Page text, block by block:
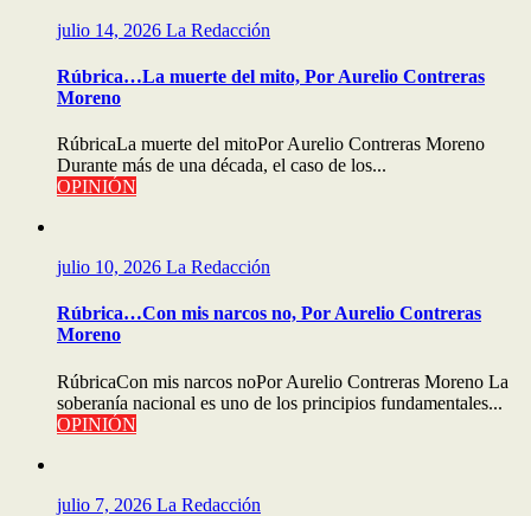
julio 14, 2026 La Redacción
Rúbrica…La muerte del mito, Por Aurelio Contreras
Moreno
RúbricaLa muerte del mitoPor Aurelio Contreras Moreno
Durante más de una década, el caso de los...
OPINIÓN
julio 10, 2026 La Redacción
Rúbrica…Con mis narcos no, Por Aurelio Contreras
Moreno
RúbricaCon mis narcos noPor Aurelio Contreras Moreno La
soberanía nacional es uno de los principios fundamentales...
OPINIÓN
julio 7, 2026 La Redacción